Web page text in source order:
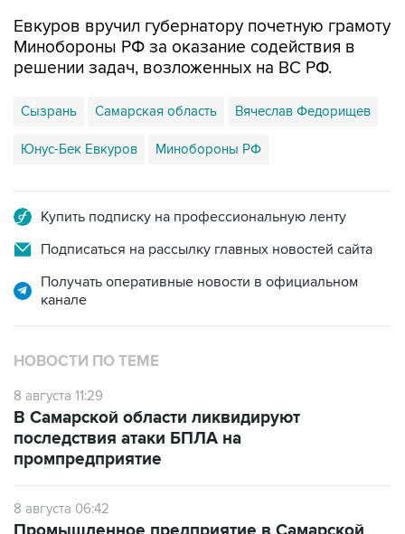
Евкуров вручил губернатору почетную грамоту
Минобороны РФ за оказание содействия в
решении задач, возложенных на ВС РФ.
Сызрань Самарская область Вячеслав Федорищев
Юнус-Бек Евкуров Минобороны РФ
Купить подписку на профессиональную ленту
Подписаться на рассылку главных новостей сайта
Получать оперативные новости в официальном
канале
НОВОСТИ ПО ТЕМЕ
8 августа 11:29
В Самарской области ликвидируют
последствия атаки БПЛА на
промпредприятие
8 августа 06:42